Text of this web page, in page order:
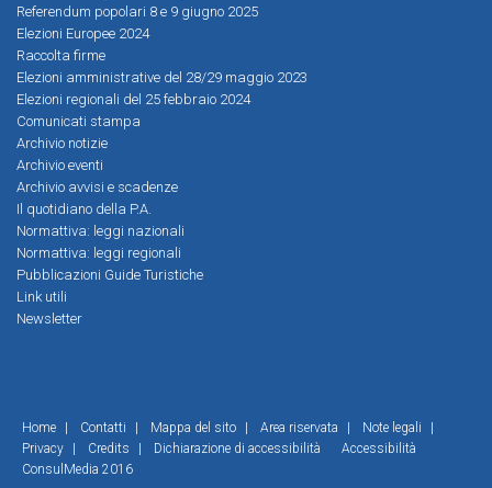
Referendum popolari 8 e 9 giugno 2025
Elezioni Europee 2024
Raccolta firme
Elezioni amministrative del 28/29 maggio 2023
Elezioni regionali del 25 febbraio 2024
Comunicati stampa
Archivio notizie
Archivio eventi
Archivio avvisi e scadenze
Il quotidiano della P.A.
Normattiva: leggi nazionali
Normattiva: leggi regionali
Pubblicazioni Guide Turistiche
Link utili
Newsletter
Home Contatti Mappa del sito Area riservata Note legali
Privacy
Credits Dichiarazione di accessibilità
Accessibilità
ConsulMedia 2016